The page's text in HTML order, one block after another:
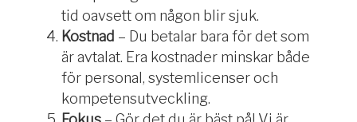
tid oavsett om någon blir sjuk.
Kostnad – Du betalar bara för det som
är avtalat. Era kostnader minskar både
för personal, systemlicenser och
kompetensutveck ling.